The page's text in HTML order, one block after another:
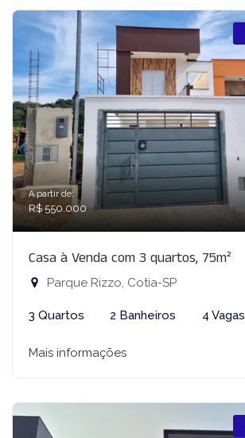
A partir de:
R$ 550.000
Casa à Venda com 3 quartos, 75m²
Parque Rizzo, Cotia-SP
3 Quartos 2 Banheiros 4 Vagas
Mais informações